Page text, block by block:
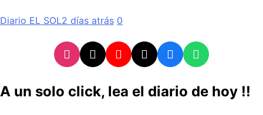
Diario EL SOL2 días atrás 0
A un solo click, lea el diario de hoy !!